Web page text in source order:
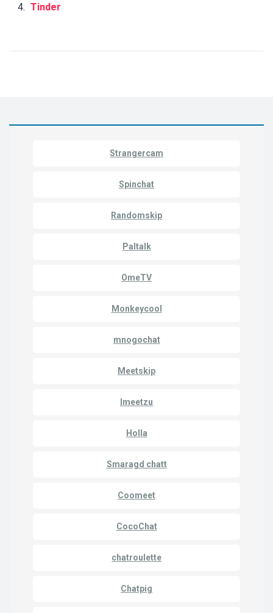
Tinder
Strangercam
Spinchat
Randomskip
Paltalk
OmeTV
Monkeycool
mnogochat
Meetskip
Imeetzu
Holla
Smaragd chatt
Coomeet
CocoChat
chatroulette
Chatpig